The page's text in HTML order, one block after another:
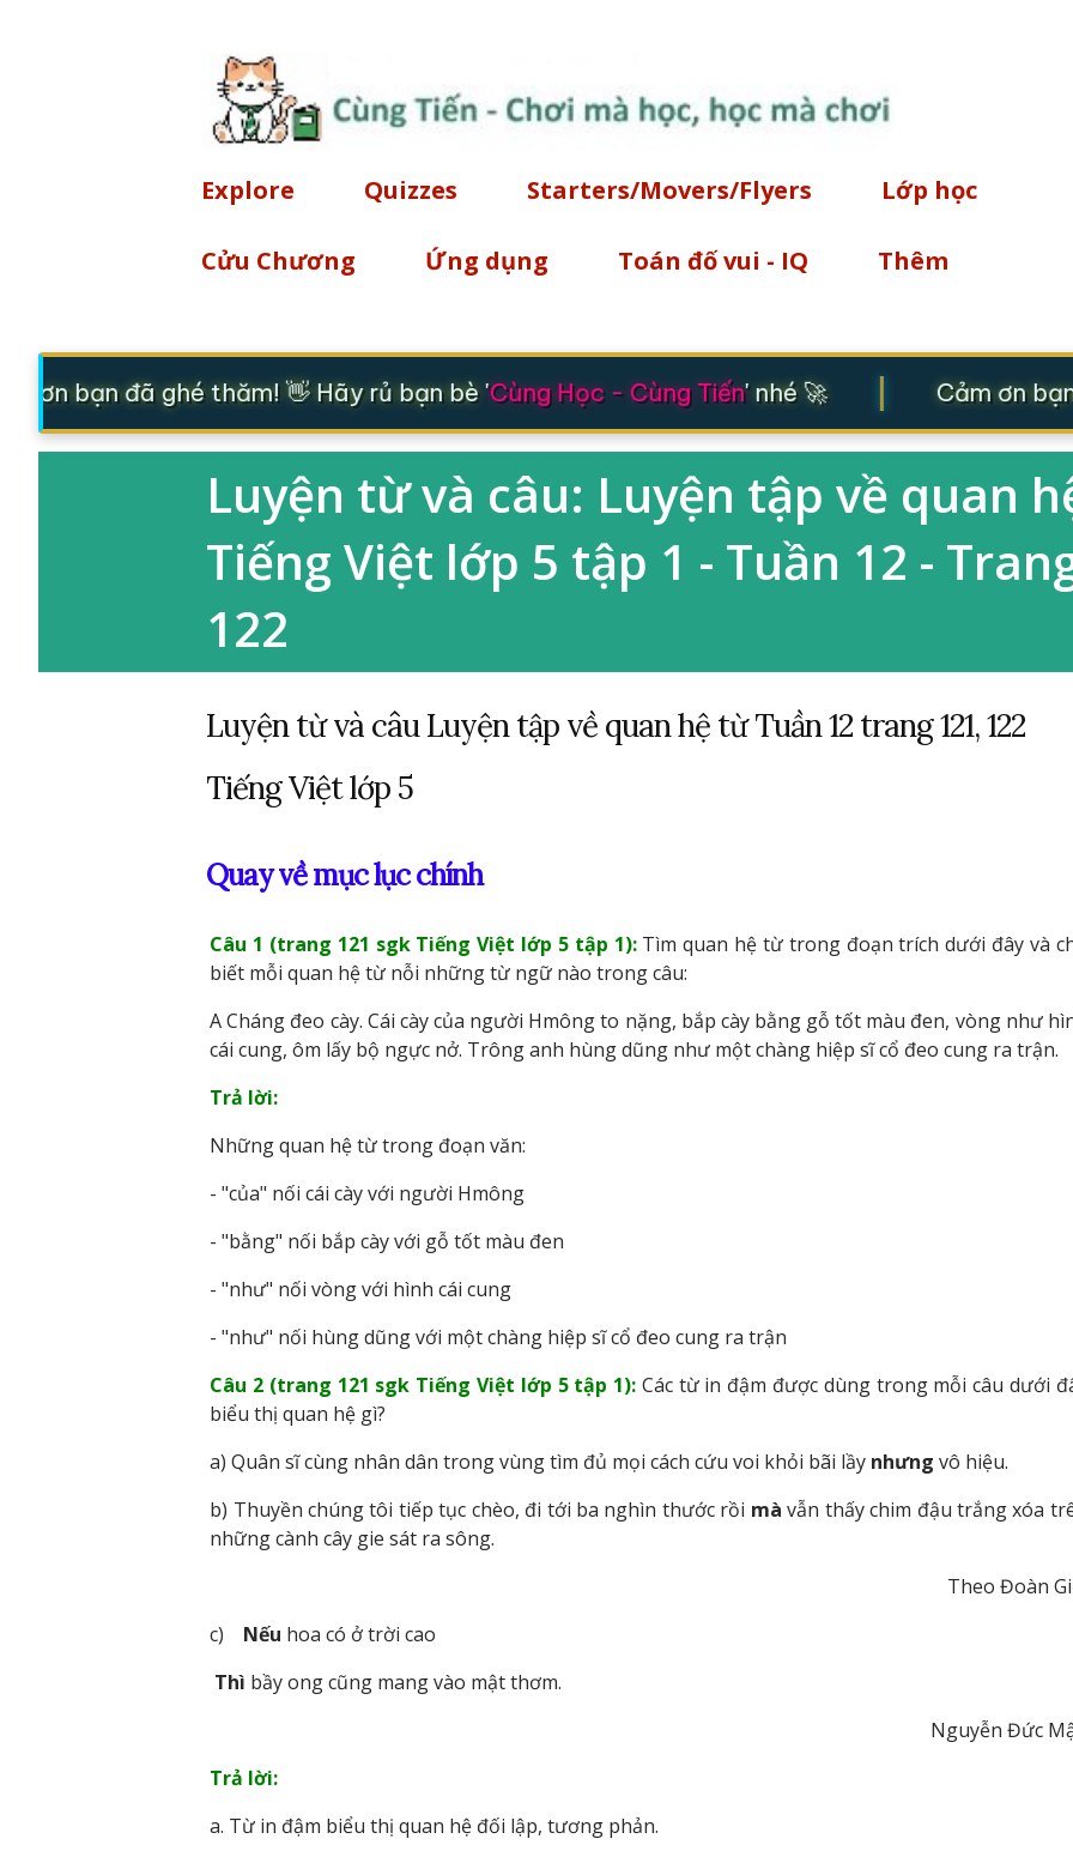
Explore Quizzes Starters/Movers/Flyers Lớp học
Cửu Chương Ứng dụng Toán đố vui - IQ Thêm
ơn bạn đã ghé thăm! 👋 Hãy rủ bạn bè 'Cùng Học - Cùng Tiến' nhé 🚀 Cảm ơn
Luyện từ và câu: Luyện tập về quan
Tiếng Việt lớp 5 tập 1 - Tuần 12 -
122
Luyện từ và câu Luyện tập về quan hệ từ Tuần 12 trang 121, 122
Tiếng Việt lớp 5
Quay về mục lục chính
Câu 1 (trang 121 sgk Tiếng Việt lớp 5 tập 1):Tìm quan hệ từ trong đoạn trích dưới đây và
biết mỗi quan hệ từ nỗi những từ ngữ nào trong câu:
A Cháng đeo cày. Cái cày của người Hmông to nặng, bắp cày bằng gỗ tốt màu đen, vòng như
cái cung, ôm lấy bộ ngực nở. Trông anh hùng dũng như một chàng hiệp sĩ cổ đeo cung ra trận.
Trả lời:
Những quan hệ từ trong đoạn văn:
- "của" nối cái cày với người Hmông
- "bằng" nối bắp cày với gỗ tốt màu đen
- "như" nối vòng với hình cái cung
- "như" nối hùng dũng với một chàng hiệp sĩ cổ đeo cung ra trận
Câu 2 (trang 121 sgk Tiếng Việt lớp 5 tập 1): Các từ in đậm được dùng trong mỗi câu dưới
biểu thị quan hệ gì?
a) Quân sĩ cùng nhân dân trong vùng tìm đủ mọi cách cứu voi khỏi bãi lầy nhưng vô hiệu.
b) Thuyền chúng tôi tiếp tục chèo, đi tới ba nghìn thước rồi mà vẫn thấy chim đậu trắng xóa
những cành cây gie sát ra sông.
Theo Đoàn
c) Nếu hoa có ở trời cao
Thì bầy ong cũng mang vào mật thơm.
Nguyễn Đức
Trả lời:
a. Từ in đậm biểu thị quan hệ đối lập, tương phản.